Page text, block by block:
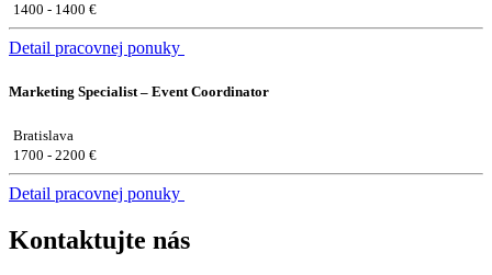
1400 - 1400 €
Detail pracovnej ponuky
Marketing Specialist – Event Coordinator
Bratislava
1700 - 2200 €
Detail pracovnej ponuky
Kontaktujte nás